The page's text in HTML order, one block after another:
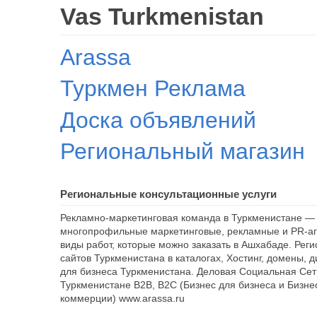
Vas Turkmenistan
Arassa
Туркмен Реклама
Доска объявлений
Региональный магазин
Региональные консультационные услуги
Рекламно-маркетинговая команда в Туркменистане —
многопрофильные маркетинговые, рекламные и PR-
виды работ, которые можно заказать в Ашхабаде.
сайтов Туркменистана в каталогах, Хостинг, домены,
для бизнеса Туркменистана. Деловая Социальная
Туркменистане B2B, B2C (Бизнес для бизнеса и
коммерции) www.arassa.ru